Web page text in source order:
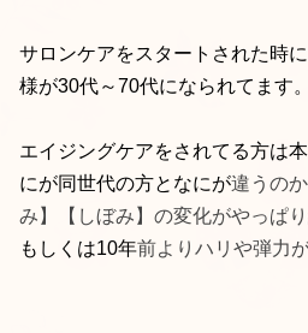
サロンケアをスタートされた時
様が30代～70代になられてます。
エイジングケアをされてる方は
にが同世代の方となにが違うの
み】【しぼみ】の変化がやっぱり
もしくは10年前よりハリや弾力